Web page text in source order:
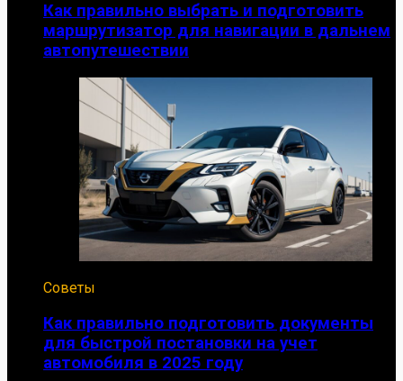
Как правильно выбрать и подготовить
маршрутизатор для навигации в дальнем
автопутешествии
Советы
Как правильно подготовить документы
для быстрой постановки на учет
автомобиля в 2025 году